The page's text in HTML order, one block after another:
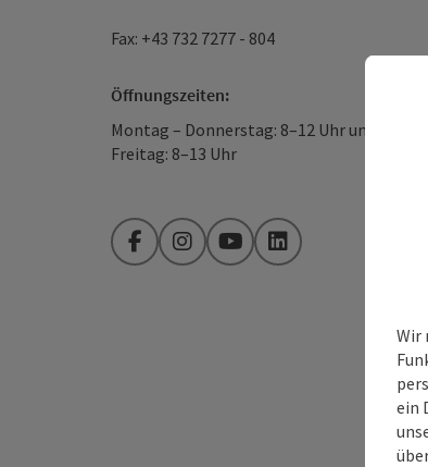
Fax: +43 732 7277 - 804
Öffnungszeiten:
Montag – Donnerstag: 8–12 Uhr und 13–16
Freitag: 8–13 Uhr
FacebookInstagramYouTubeLinkedIn
Wir
ein